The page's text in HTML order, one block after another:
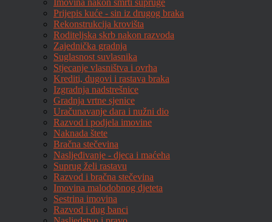
Imovina nakon smrti supruge
Prijepis kuće - sin iz drugog braka
Rekonstrukcija krovišta
Roditeljska skrb nakon razvoda
Zajednička gradnja
Suglasnost suvlasnika
Stjecanje vlasništva i ovrha
Krediti, dugovi i rastava braka
Izgradnja nadstrešnice
Gradnja vrtne sjenice
Uračunavanje dara i nužni dio
Razvod i podjela imovine
Naknada štete
Bračna stečevina
Nasljeđivanje - djeca i maćeha
Suprug želi rastavu
Razvod i bračna stečevina
Imovina malodobnog djeteta
Sestrina imovina
Razvod i dug banci